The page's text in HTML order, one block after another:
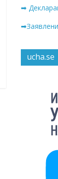
➡
ucha.se